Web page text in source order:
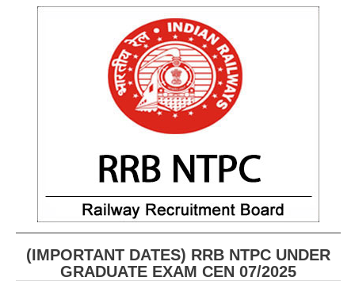
(IMPORTANT DATES) RRB NTPC UNDER
GRADUATE EXAM CEN 07/2025